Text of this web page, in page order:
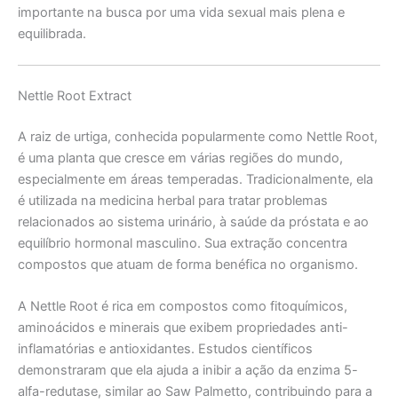
importante na busca por uma vida sexual mais plena e
equilibrada.
Nettle Root Extract
A raiz de urtiga, conhecida popularmente como Nettle Root,
é uma planta que cresce em várias regiões do mundo,
especialmente em áreas temperadas. Tradicionalmente, ela
é utilizada na medicina herbal para tratar problemas
relacionados ao sistema urinário, à saúde da próstata e ao
equilíbrio hormonal masculino. Sua extração concentra
compostos que atuam de forma benéfica no organismo.
A Nettle Root é rica em compostos como fitoquímicos,
aminoácidos e minerais que exibem propriedades anti-
inflamatórias e antioxidantes. Estudos científicos
demonstraram que ela ajuda a inibir a ação da enzima 5-
alfa-redutase, similar ao Saw Palmetto, contribuindo para a